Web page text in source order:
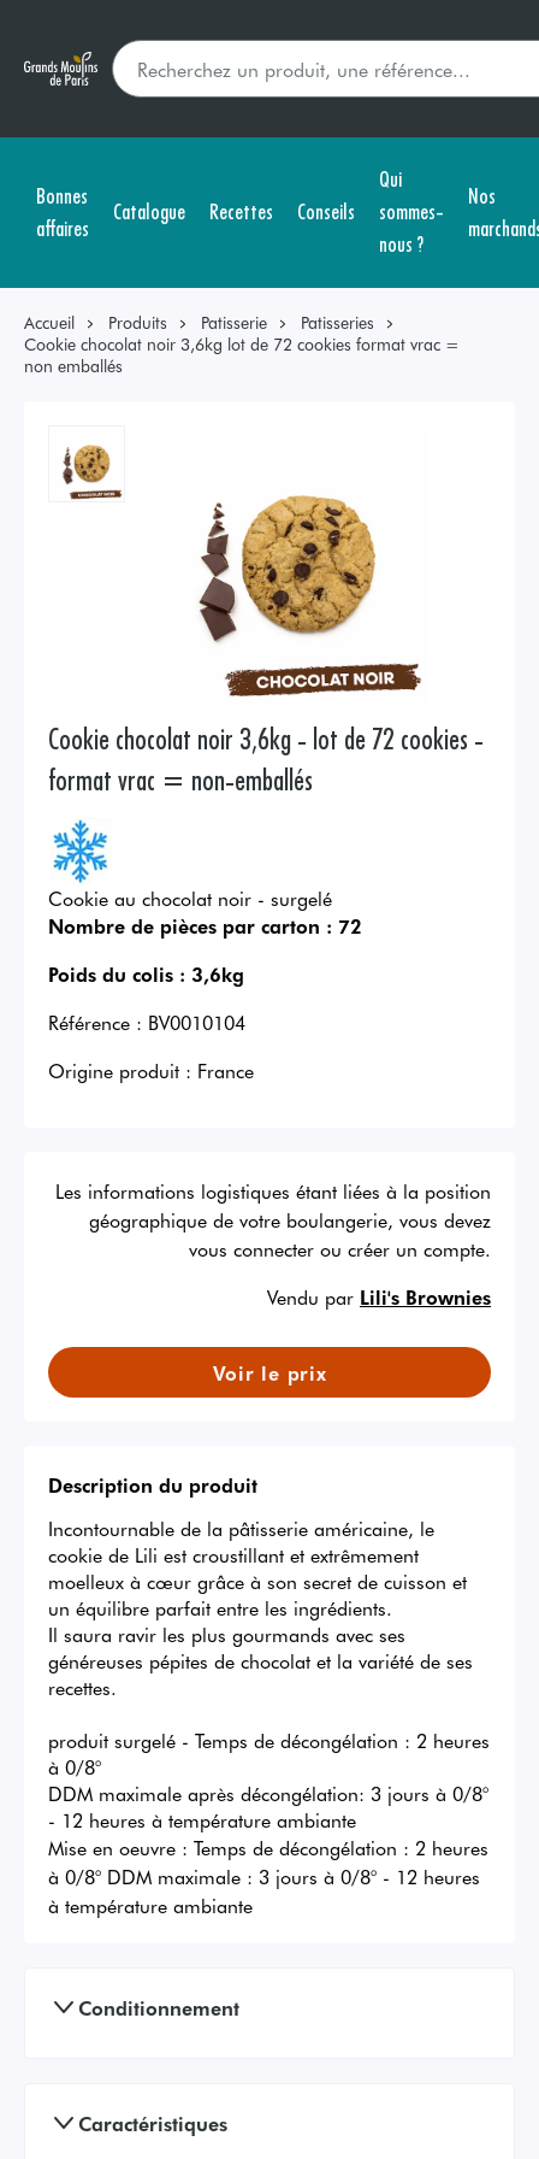
Bonnes
affaires
Catalogue Recettes Conseils
Qui
sommes-
nous ?
Nos
Accueil Produits Patisserie
Patisseries
Cookie chocolat noir 3,6kg lot de 72 cookies format vrac =
non emballés
Cookie chocolat noir 3,6kg - lot de 72 cookies -
format vrac = non-emballés
Cookie au chocolat noir - surgelé
Nombre de pièces par carton : 72
Poids du colis : 3,6kg
Référence : BV0010104
Origine produit : France
Les informations logistiques étant liées à la position
géographique de votre boulangerie, vous devez
vous connecter ou créer un compte.
Vendu par Lili's Brownies
Voir le prix
Description du produit
Incontournable de la pâtisserie américaine, le
cookie de Lili est croustillant et extrêmement
moelleux à cœur grâce à son secret de cuisson et
un équilibre parfait entre les ingrédients.
Il saura ravir les plus gourmands avec ses
généreuses pépites de chocolat et la variété de ses
recettes.
produit surgelé - Temps de décongélation : 2 heures
à 0/8°
DDM maximale après décongélation: 3 jours à 0/8°
- 12 heures à température ambiante
Mise en oeuvre : Temps de décongélation : 2 heures
à 0/8° DDM maximale : 3 jours à 0/8° - 12 heures
à température ambiante
Conditionnement
Caractéristiques